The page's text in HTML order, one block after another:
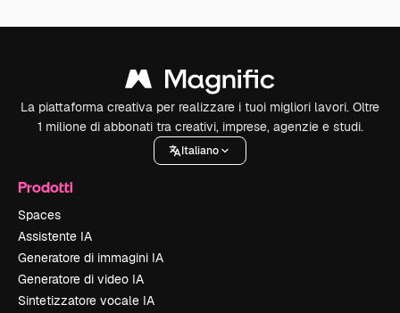
La piattaforma creativa per realizzare i tuoi migliori lavori. Oltre
1 milione di abbonati tra creativi, imprese, agenzie e studi.
Italiano
Prodotti
Spaces
Assistente IA
Generatore di immagini IA
Generatore di video IA
Sintetizzatore vocale IA